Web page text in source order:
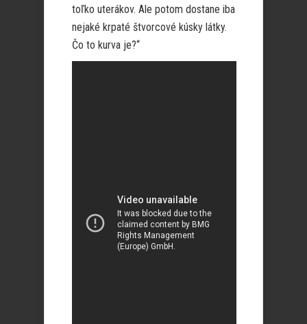
toľko uterákov. Ale potom dostane iba
nejaké krpaté štvorcové kúsky látky.
Čo to kurva je?“